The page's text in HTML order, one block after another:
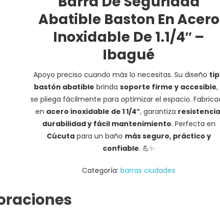
Abatible Baston En Acero
Inoxidable De 1.1/4″ –
Ibagué
Apoyo preciso cuando más lo necesitas. Su diseño
bastón abatible brinda soporte firme y accesible,
se pliega fácilmente para optimizar el espacio.
en acero inoxidable de 1 1/4″, garantiza
durabilidad y fácil mantenimiento. Perfecta en
Cúcutapara un baño más seguro, práctico y
confiable. 💪✨
Categoría:barras ciudades